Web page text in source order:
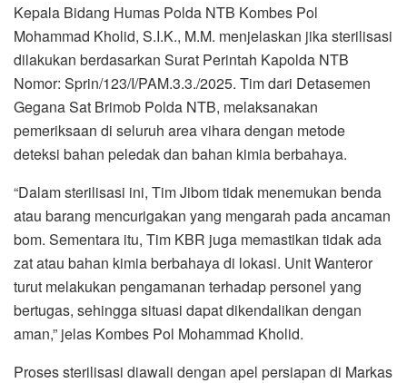
Kepala Bidang Humas Polda NTB Kombes Pol
Mohammad Kholid, S.I.K., M.M. menjelaskan jika sterilisasi
dilakukan berdasarkan Surat Perintah Kapolda NTB
Nomor: Sprin/123/I/PAM.3.3./2025. Tim dari Detasemen
Gegana Sat Brimob Polda NTB, melaksanakan
pemeriksaan di seluruh area vihara dengan metode
deteksi bahan peledak dan bahan kimia berbahaya.
“Dalam sterilisasi ini, Tim Jibom tidak menemukan benda
atau barang mencurigakan yang mengarah pada ancaman
bom. Sementara itu, Tim KBR juga memastikan tidak ada
zat atau bahan kimia berbahaya di lokasi. Unit Wanteror
turut melakukan pengamanan terhadap personel yang
bertugas, sehingga situasi dapat dikendalikan dengan
aman,” jelas Kombes Pol Mohammad Kholid.
Proses sterilisasi diawali dengan apel persiapan di Markas